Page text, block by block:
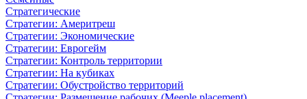
Стратегические
Стратегии: Америтреш
Стратегии: Экономические
Стратегии: Еврогейм
Стратегии: Контроль территории
Стратегии: На кубиках
Стратегии: Обустройство территорий